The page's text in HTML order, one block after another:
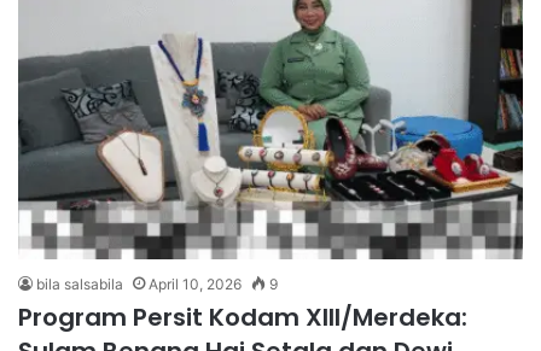
bila salsabila April 10, 2026 9
Program Persit Kodam XIII/Merdeka: